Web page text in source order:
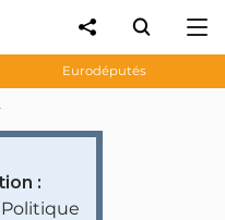
Eurodéputés
: